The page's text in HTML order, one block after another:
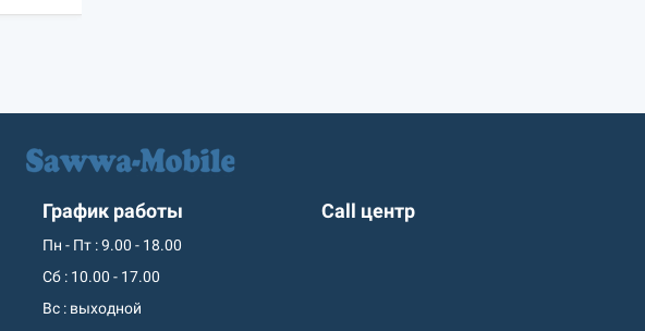
График работы
Пн - Пт : 9.00 - 18.00
Сб : 10.00 - 17.00
Вс : выходной
Call центр